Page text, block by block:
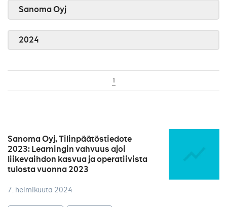
Sanoma Oyj
2024
1
Sanoma Oyj, Tilinpäätöstiedote
2023: Learningin vahvuus ajoi
liikevaihdon kasvua ja operatiivista
tulosta vuonna 2023
7. helmikuuta 2024